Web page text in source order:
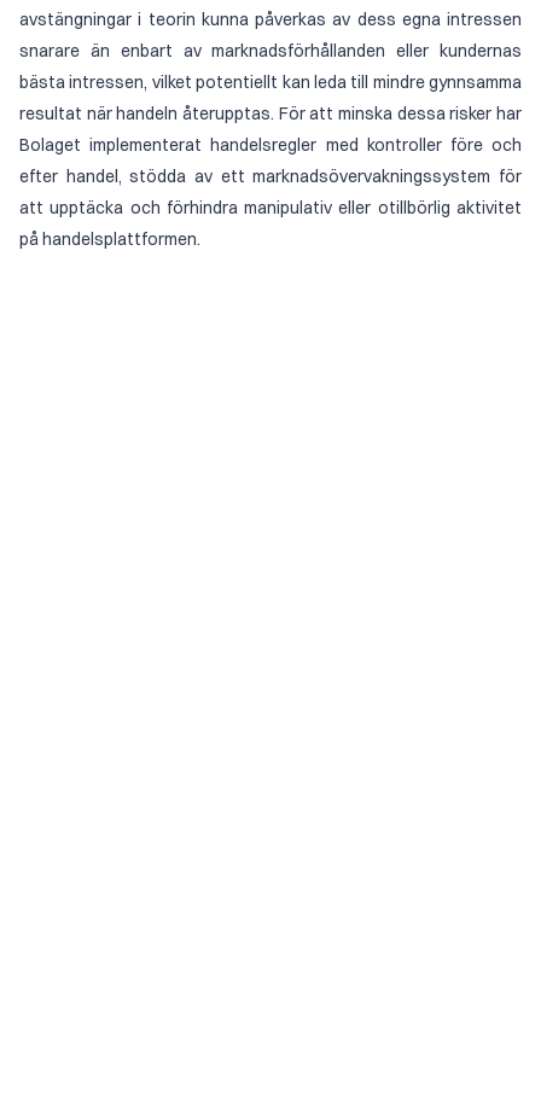
avstängningar i teorin kunna påverkas av dess egna intressen
snarare än enbart av marknadsförhållanden eller kundernas
bästa intressen, vilket potentiellt kan leda till mindre gynnsamma
resultat när handeln återupptas. För att minska dessa risker har
Bolaget implementerat handelsregler med kontroller före och
efter handel, stödda av ett marknadsövervakningssystem för
att upptäcka och förhindra manipulativ eller otillbörlig aktivitet
på handelsplattformen.